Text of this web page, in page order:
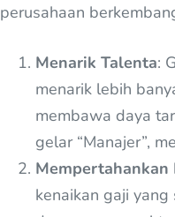
perusahaan
Menarik Talenta:
menarik lebih
membawa daya
gelar “Manajer”,
Mempertahankan
kenaikan gaji